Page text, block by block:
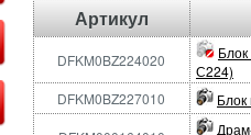
Артикул
DFKM0BZ224020
С224)
DFKM0BZ227010